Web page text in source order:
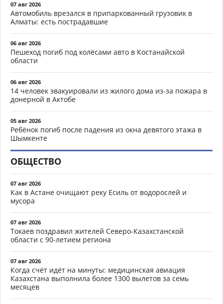
07 авг 2026
Автомобиль врезался в припаркованный грузовик в
Алматы: есть пострадавшие
06 авг 2026
Пешеход погиб под колёсами авто в Костанайской
области
06 авг 2026
14 человек эвакуировали из жилого дома из-за пожара в
донерной в Актобе
05 авг 2026
Ребёнок погиб после падения из окна девятого этажа в
Шымкенте
ОБЩЕСТВО
07 авг 2026
Как в Астане очищают реку Есиль от водорослей и
мусора
07 авг 2026
Токаев поздравил жителей Северо-Казахстанской
области с 90-летием региона
07 авг 2026
Когда счёт идёт на минуты: медицинская авиация
Казахстана выполнила более 1300 вылетов за семь
месяцев